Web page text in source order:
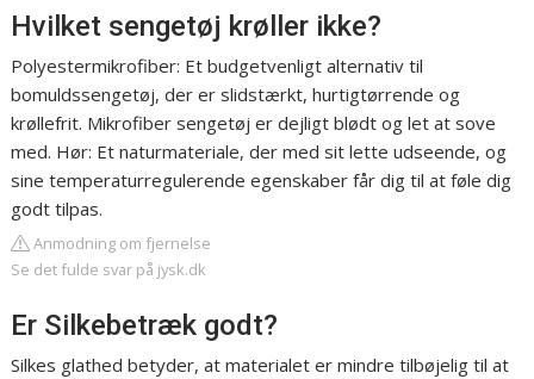
Hvilket sengetøj krøller ikke?
Polyestermikrofiber: Et budgetvenligt alternativ til
bomuldssengetøj, der er slidstærkt, hurtigtørrende og
krøllefrit. Mikrofiber sengetøj er dejligt blødt og let at sove
med. Hør: Et naturmateriale, der med sit lette udseende, og
sine temperaturregulerende egenskaber får dig til at føle dig
godt tilpas.
Anmodning om fjernelse
Se det fulde svar på jysk.dk
Er Silkebetræk godt?
Silkes glathed betyder, at materialet er mindre tilbøjelig til at